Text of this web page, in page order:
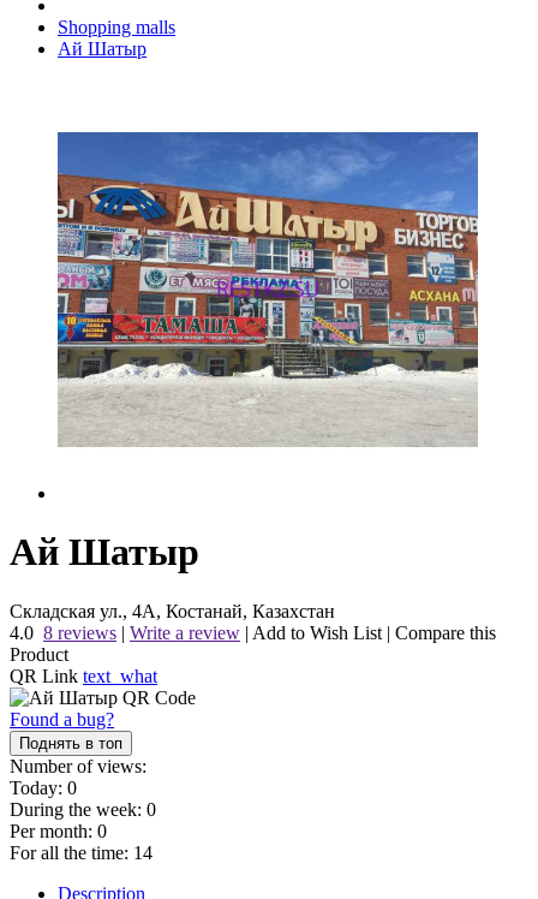
Shopping malls
Ай Шатыр
Ай Шатыр
Складская ул., 4А, Костанай, Казахстан
4.0 8 reviews | Write a review | Add to Wish List | Compare this
Product
QR Link text_what
Found a bug?
Поднять в топ
Number of views:
Today: 0
During the week: 0
Per month: 0
For all the time: 14
Description